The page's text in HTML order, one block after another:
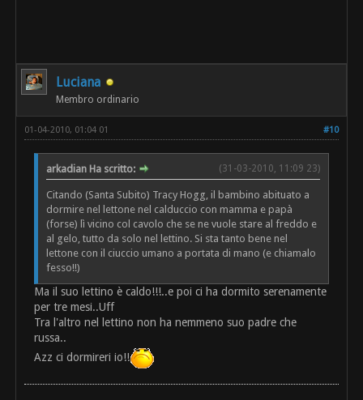
Luciana
Membro ordinario
#10
01-04-2010, 01:04 01
(31-03-2010, 11:09 23)
arkadian Ha scritto:
Citando (Santa Subito) Tracy Hogg, il bambino abituato a
dormire nel lettone nel calduccio con mamma e papà
(forse) lì vicino col cavolo che se ne vuole stare al freddo e
al gelo, tutto da solo nel lettino. Si sta tanto bene nel
lettone con il ciuccio umano a portata di mano (e chiamalo
fesso!!)
Ma il suo lettino è caldo!!!..e poi ci ha dormito serenamente
per tre mesi..Uff
Tra l'altro nel lettino non ha nemmeno suo padre che
russa..
Azz ci dormireri io!!